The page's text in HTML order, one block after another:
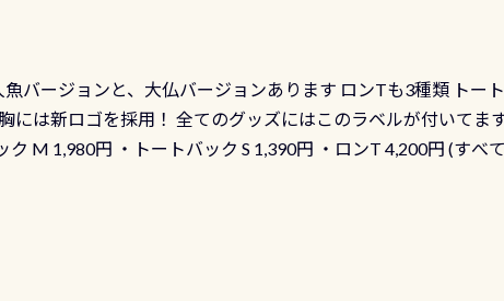
バージョンと、大仏バージョンあります ロンTも3種類 トー
には新ロゴを採用！ 全てのグッズにはこのラベルが付いて
M 1,980円 ・トートバック S 1,390円 ・ロンT 4,200円 (すべ